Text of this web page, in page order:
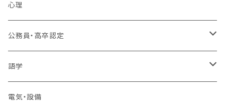
MOS（ﾏｲｸﾛｿﾌﾄｵﾌｨｽｽﾍﾟｼｬﾘｽﾄ）講座
プログラミング・Web制作入門講座
1コース受講
2コースまとめて受講
その他 IT・パソコン
心理
公務員・高卒認定
高卒認定講座
大卒公務員受験対策講座
語学
TOEIC®L&Rテスト対策講座
電気・設備